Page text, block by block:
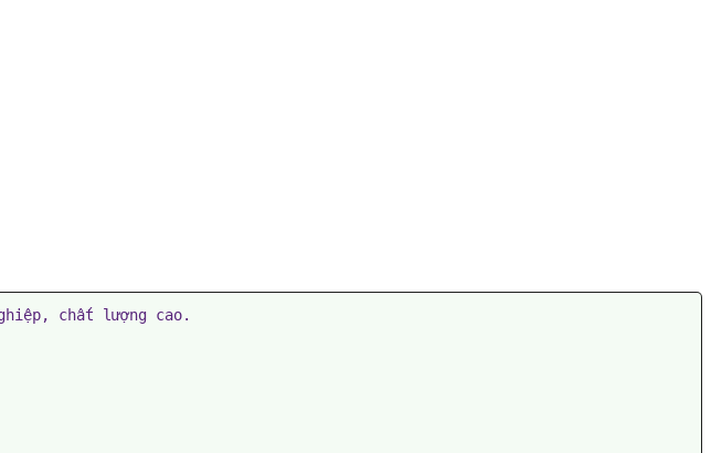
chất lượng cao.